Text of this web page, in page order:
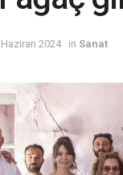
2024 in Sanat